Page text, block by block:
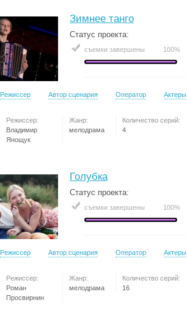
Зимнее танго
Статус проекта:
съемки завершены 100%
Режиссер Автор сценария Оператор Актеры
Режиссер:
Владимир
Янощук
Жанр:
мелодрама
Количество серий:
4
Голубка
Статус проекта:
съемки завершены 100%
Режиссер Автор сценария Оператор Актеры
Режиссер:
Роман
Просвирнин
Жанр:
мелодрама
Количество серий:
16